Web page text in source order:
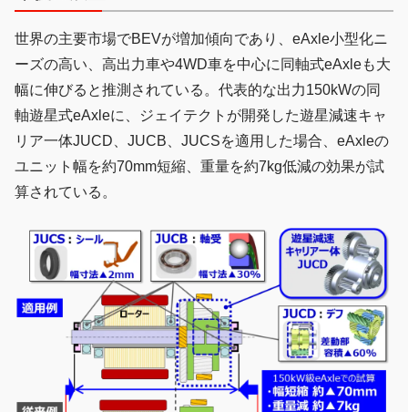
世界の主要市場でBEVが増加傾向であり、eAxle小型化ニ
ーズの高い、高出力車や4WD車を中心に同軸式eAxleも大
幅に伸びると推測されている。代表的な出力150kWの同
軸遊星式eAxleに、ジェイテクトが開発した遊星減速キャ
リア一体JUCD、JUCB、JUCSを適用した場合、eAxleの
ユニット幅を約70mm短縮、重量を約7kg低減の効果が試
算されている。